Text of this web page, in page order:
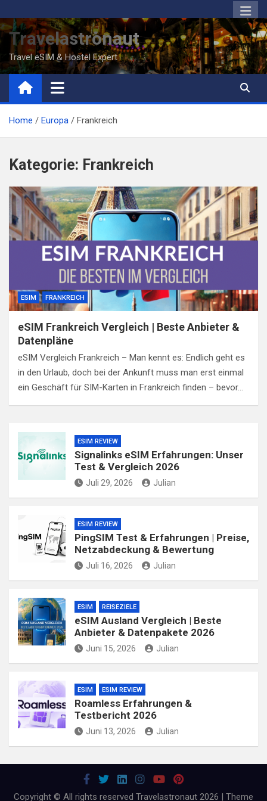
k
t
Travelastronaut
Travel eSIM & Hostel Expert
Home Europa Frankreich
Kategorie: Frankreich
ESIM FRANKREICH
eSIM Frankreich Vergleich | Beste Anbieter &
Datenpläne
eSIM Vergleich Frankreich – Man kennt es: Endlich geht es
in den Urlaub, doch bei der Ankunft muss man erst einmal
ein Geschäft für SIM-Karten in Frankreich finden – bevor…
ESIM REVIEW
Signalinks eSIM Erfahrungen: Unser
Test & Vergleich 2026
Juli 29, 2026 Julian
ESIM REVIEW
PingSIM Test & Erfahrungen | Preise,
Netzabdeckung & Bewertung
Juli 16, 2026 Julian
ESIM REISEZIELE
eSIM Ausland Vergleich | Beste
Anbieter & Datenpakete 2026
Juni 15, 2026 Julian
ESIM ESIM REVIEW
Roamless Erfahrungen &
Testbericht 2026
Juni 13, 2026 Julian
Copyright © All rights reserved Travelastronaut 2026 | Theme